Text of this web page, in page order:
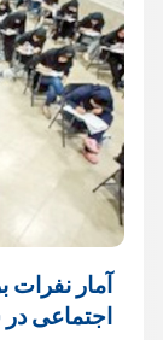
آمار نفرات
اجتماعی